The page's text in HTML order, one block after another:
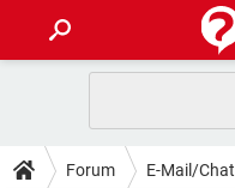
INTRATTENIMENTO
GUIDE
Forum E-Mail/Chat